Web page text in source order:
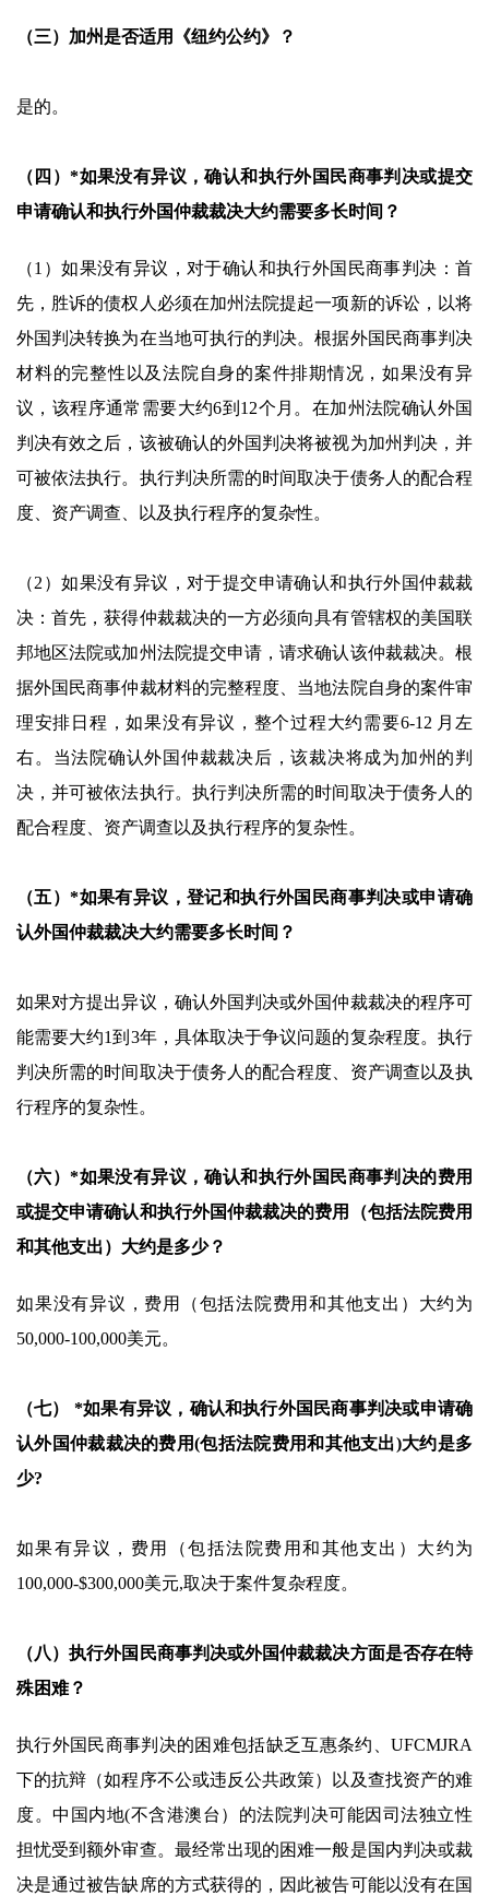
（三）加州是否适用《纽约公约》？
是的。
（四）*如果没有异议，确认和执行外国民商事判决或提交
申请确认和执行外国仲裁裁决大约需要多长时间？
（1）如果没有异议，对于确认和执行外国民商事判决：首
先，胜诉的债权人必须在加州法院提起一项新的诉讼，以将
外国判决转换为在当地可执行的判决。根据外国民商事判决
材料的完整性以及法院自身的案件排期情况，如果没有异
议，该程序通常需要大约6到12个月。在加州法院确认外国
判决有效之后，该被确认的外国判决将被视为加州判决，并
可被依法执行。执行判决所需的时间取决于债务人的配合程
度、资产调查、以及执行程序的复杂性。
（2）如果没有异议，对于提交申请确认和执行外国仲裁裁
决：首先，获得仲裁裁决的一方必须向具有管辖权的美国联
邦地区法院或加州法院提交申请，请求确认该仲裁裁决。根
据外国民商事仲裁材料的完整程度、当地法院自身的案件审
理安排日程，如果没有异议，整个过程大约需要6-12 月左
右。当法院确认外国仲裁裁决后，该裁决将成为加州的判
决，并可被依法执行。执行判决所需的时间取决于债务人的
配合程度、资产调查以及执行程序的复杂性。
（五）*如果有异议，登记和执行外国民商事判决或申请确
认外国仲裁裁决大约需要多长时间？
如果对方提出异议，确认外国判决或外国仲裁裁决的程序可
能需要大约1到3年，具体取决于争议问题的复杂程度。执行
判决所需的时间取决于债务人的配合程度、资产调查以及执
行程序的复杂性。
（六）*如果没有异议，确认和执行外国民商事判决的费用
或提交申请确认和执行外国仲裁裁决的费用（包括法院费用
和其他支出）大约是多少？
如果没有异议，费用（包括法院费用和其他支出）大约为
50,000-100,000美元。
（七） *如果有异议，确认和执行外国民商事判决或申请确
认外国仲裁裁决的费用(包括法院费用和其他支出)大约是多
少?
如果有异议，费用（包括法院费用和其他支出）大约为
100,000-$300,000美元,取决于案件复杂程度。
（八）执行外国民商事判决或外国仲裁裁决方面是否存在特
殊困难？
执行外国民商事判决的困难包括缺乏互惠条约、UFCMJRA
下的抗辩（如程序不公或违反公共政策）以及查找资产的难
度。中国内地(不含港澳台）的法院判决可能因司法独立性
担忧受到额外审查。最经常出现的困难一般是国内判决或裁
决是通过被告缺席的方式获得的，因此被告可能以没有在国